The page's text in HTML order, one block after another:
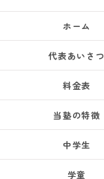
ホーム
代表あいさつ
料金表
当塾の特徴
中学生
学童